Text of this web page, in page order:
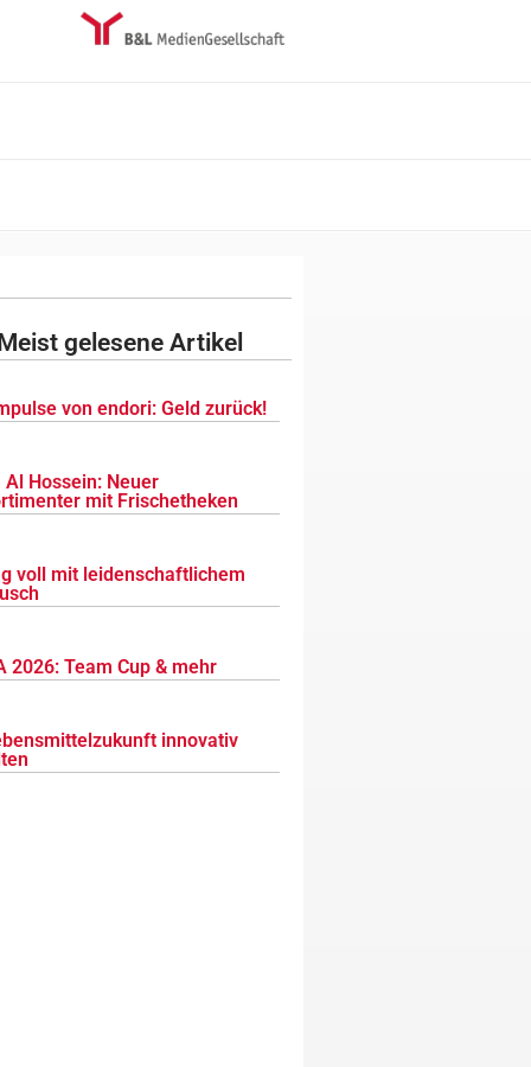
gelesene Artikel
von endori: Geld zurück!
Al Hossein: Neuer
mit Frischetheken
voll mit leidenschaftlichem
2026: Team Cup & mehr
innovativ